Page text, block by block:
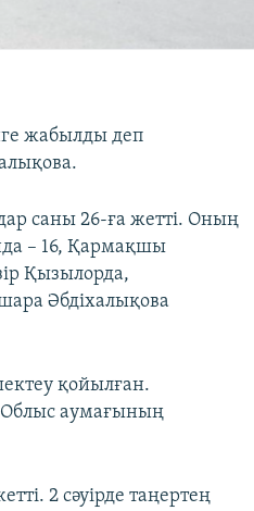
жабылды деп
саны 26-ға жетті. Оның
– 16, Қармақшы
Қызылорда,
Әбдіхалықова
қойылған.
Облыс аумағының
2 сәуірде таңертең